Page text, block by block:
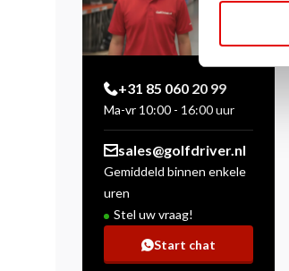
+31 85 060 20 99
Ma-vr 10:00 - 16:00 uur
sales@golfdriver.nl
Gemiddeld binnen enkele
uren
Stel uw vraag!
Start chat